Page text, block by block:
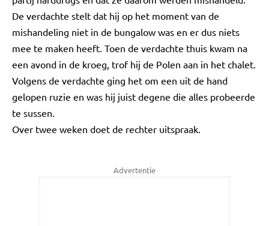
De verdachte stelt dat hij op het moment van de
mishandeling niet in de bungalow was en er dus niets
mee te maken heeft. Toen de verdachte thuis kwam na
een avond in de kroeg, trof hij de Polen aan in het chalet.
Volgens de verdachte ging het om een uit de hand
gelopen ruzie en was hij juist degene die alles probeerde
te sussen.
Over twee weken doet de rechter uitspraak.
Advertentie